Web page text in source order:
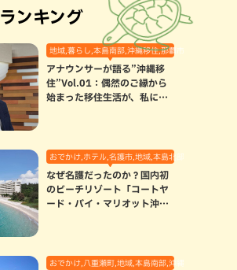
ランキング
地域,暮らし,本島南部,沖縄移住,那覇市
アナウンサーが語る”沖縄移
住”Vol.01：偶然のご縁から
始まった移住生活が、私にと
おでかけ,ホテル,名護市,地域,本島北部
なぜ名護だったのか？国内初
のビーチリゾート「コートヤ
ード・バイ・マリオット沖縄
おでかけ,八重瀬町,地域,本島南部,沖縄の海,自然